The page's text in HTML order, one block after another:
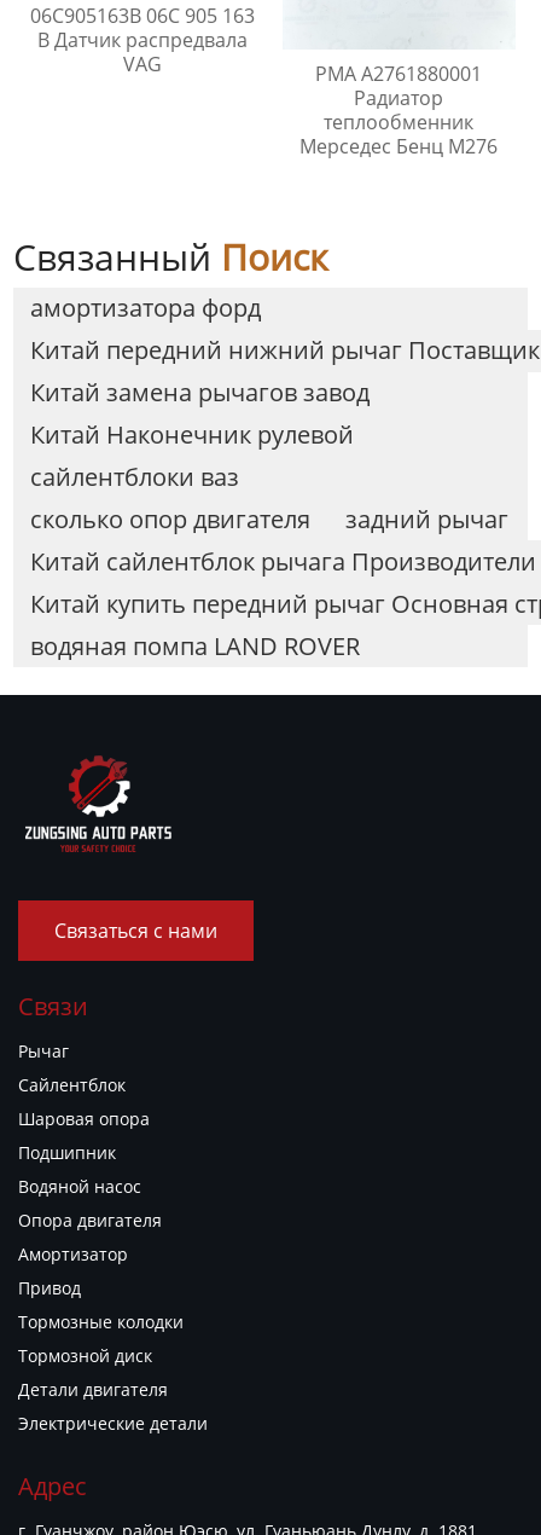
06C905163B 06C 905 163
B Датчик распредвала
VAG
PMA A2761880001
Радиатор
теплообменник
Мерседес Бенц M276
Связанный Поиск
амортизатора форд
Китай передний нижний рычаг
Китай замена рычагов завод
Китай Наконечник рулевой
сайлентблоки ваз
сколько опор двигателя
задний рычаг
Китай сайлентблок рычага Производители
Китай купить передний рычаг Основная
водяная помпа LAND ROVER
Связаться с нами
Связи
Рычаг
Сайлентблок
Шаровая опора
Подшипник
Водяной насос
Опора двигателя
Амортизатор
Привод
Тормозные колодки
Тормозной диск
Детали двигателя
Электрические детали
Адрес
г. Гуанчжоу, район Юэсю, ул. Гуаньюань Дунлу, д. 1881,